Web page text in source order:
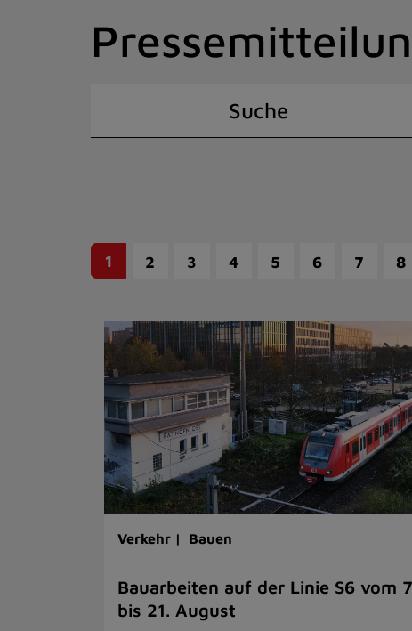
Suche
1 2 3 4 5 6 7 8
Verkehr | Bauen
Bauarbeiten auf der Linie S6 vom
bis 21. August